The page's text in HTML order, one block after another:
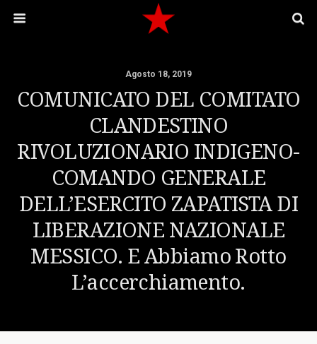
Agosto 18, 2019
COMUNICATO DEL COMITATO
CLANDESTINO
RIVOLUZIONARIO INDIGENO-
COMANDO GENERALE
DELL’ESERCITO ZAPATISTA DI
LIBERAZIONE NAZIONALE
MESSICO. E Abbiamo Rotto
L’accerchiamento.